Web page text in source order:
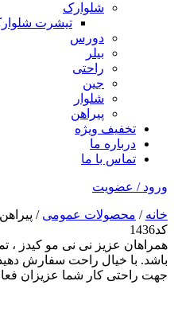
شلوارک
تیشرت
دورس
بیلر
راحتی
جین
شلوار
پیراهن
تخفیف ویژه
درباره ما
تماس با ما
ورود / عضویت
خانه / محصولات عمومی /
کد1436
همراهان عزیز نی نی مو کیدز ،
باشد. با خیال راحت سفارش
جهت راحتی کار شما عزیزان